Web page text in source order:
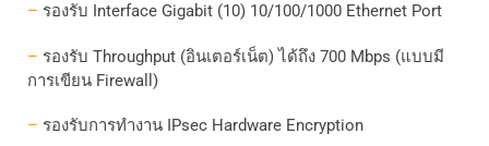
– รองรับ Interface Gigabit (10) 10/100/1000 Ethernet Port
– รองรับ Throughput (อินเตอร์เน็ต)ได้ถึง 700 Mbps (แบบมี
การเขียน Firewall)
– รองรับการทำงาน IPsec Hardware Encryption